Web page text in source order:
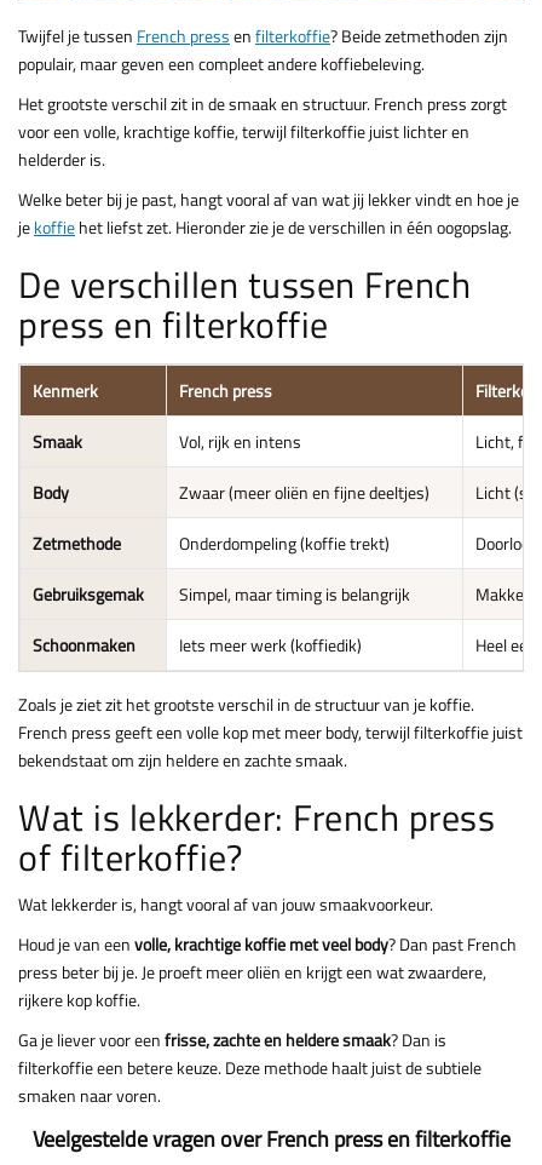
Twijfel je tussen French pressenfilterkoffie? Beide zetmethoden zijn
populair, maar geven een compleet andere koffiebeleving.
Het grootste verschil zit in de smaak en structuur. French press zorgt
voor een volle, krachtige koffie, terwijl filterkoffie juist lichter en
helderder is.
Welke beter bij je past, hangt vooral af van wat jij lekker vindt en hoe je
jekoffiehet liefst zet. Hieronder zie je de verschillen in één oogopslag.
De verschillen tussen French
press en filterkoffie
Kenmerk French press
Smaak
Vol, rijk en intens
Licht,
Body
Zwaar (meer oliën en fijne deeltjes)
Licht
Zetmethode
Onderdompeling (koffie trekt)
Gebruiksgemak
Simpel, maar timing is belangrijk
Schoonmaken
Iets meer werk (koffiedik) Heel
Zoals je ziet zit het grootste verschil in de structuur van je koffie.
French press geeft een volle kop met meer body, terwijl filterkoffie juist
bekendstaat om zijn heldere en zachte smaak.
Wat is lekkerder: French press
of filterkoffie?
Wat lekkerder is, hangt vooral af van jouw smaakvoorkeur.
Houd je van eenvolle, krachtige koffie met veel body? Dan past French
press beter bij je. Je proeft meer oliën en krijgt een wat zwaardere,
rijkere kop koffie.
Ga je liever voor eenfrisse, zachte en heldere smaak? Dan is
filterkoffie een betere keuze. Deze methode haalt juist de subtiele
smaken naar voren.
Veelgestelde vragen over French press en filterkoffie